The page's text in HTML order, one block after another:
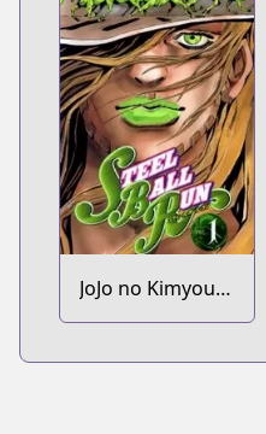
JoJo no Kimyou
na Bouken Part